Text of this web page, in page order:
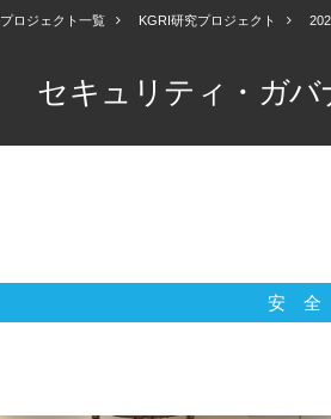
プロジェクト一覧 KGRI研究プロジェクト
セキュリティ・ガ
安全